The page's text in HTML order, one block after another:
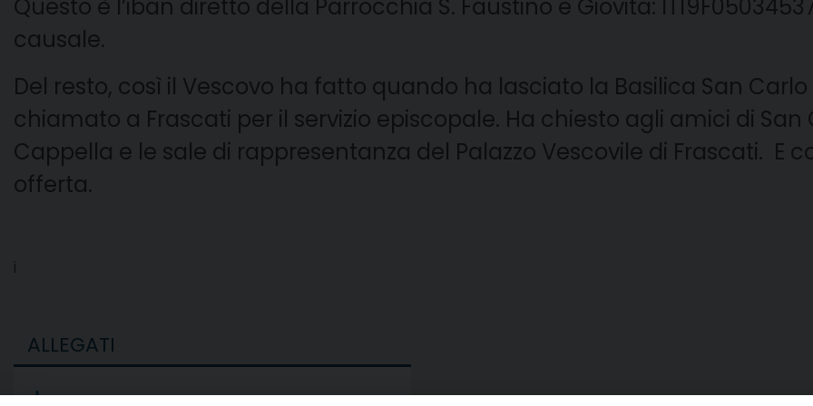
Questo è l’iban diretto della Parrocchia S. Faustino e Giovita:
causale.
Del resto, così il Vescovo ha fatto quando ha lasciato la Basilica San
chiamato a Frascati per il servizio episcopale. Ha chiesto agli amici di
Cappella e le sale di rappresentanza del Palazzo Vescovile di Frascati. E
offerta.
i
ALLEGATI